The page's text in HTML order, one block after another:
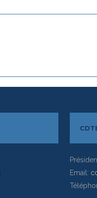
Email: